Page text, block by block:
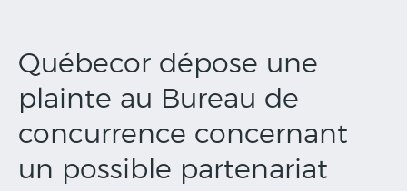
Québecor dépose une
plainte au Bureau de
concurrence concernant
un possible partenariat